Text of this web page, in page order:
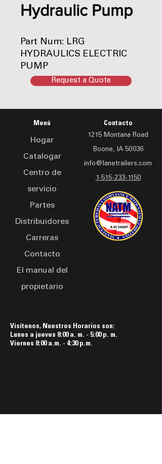
Hydraulic Pump
Part Num: LRG
HYDRAULICS ELECTRIC
PUMP
Request a Quote
Menú
Hogar
Catalogar
Centro de
servicio
Partes
Distribuidores
Carreras
Contacto
El manual del
propietario
Contacto
1215 Montana Road
Boone, IA 50036
info@lanetrailers.com
1-515-233-1150
Visítenos, Nuestros Horarios son:
Lunes a jueves 8:00 a. m. - 5:00 p. m.
Viernes 8:00 a.m. - 4:30 p.m.